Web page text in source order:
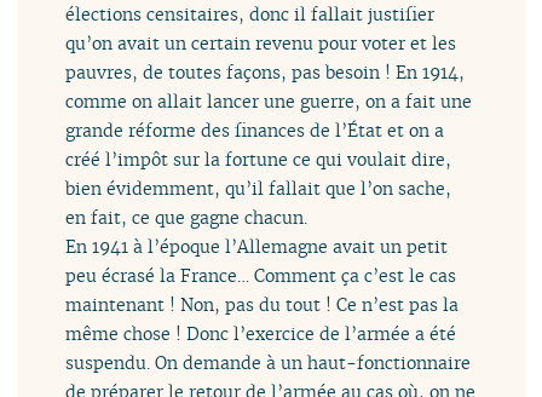
élections censitaires, donc il fallait justifier
qu’on avait un certain revenu pour voter et les
pauvres, de toutes façons, pas besoin ! En 1914,
comme on allait lancer une guerre, on a fait une
grande réforme des finances de l’État et on a
créé l’impôt sur la fortune ce qui voulait dire,
bien évidemment, qu’il fallait que l’on sache,
en fait, ce que gagne chacun.
En 1941 à l’époque l’Allemagne avait un petit
peu écrasé la France… Comment ça c’est le cas
maintenant ! Non, pas du tout ! Ce n’est pas la
même chose ! Donc l’exercice de l’armée a été
suspendu. On demande à un haut-fonctionnaire
de préparer le retour de l’armée au cas où, on ne